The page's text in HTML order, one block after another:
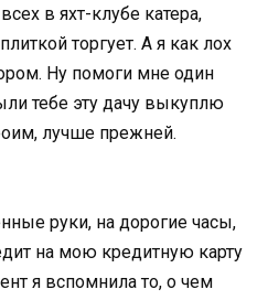
в яхт-клубе катера,
торгует. А я как лох
Ну помоги мне один
тебе эту дачу выкуплю
лучше прежней.
руки, на дорогие часы,
на мою кредитную карту
я вспомнила то, о чем